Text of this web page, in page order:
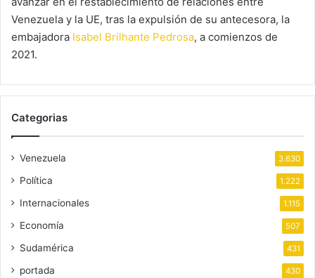
Venezuela y la UE, tras la expulsión de su antecesora, la
embajadora Isabel Brilhante Pedrosa, a comienzos de
2021.
Categorias
Venezuela 3.630
Política 1.222
Internacionales 1.115
Economía 507
Sudamérica 431
portada 430